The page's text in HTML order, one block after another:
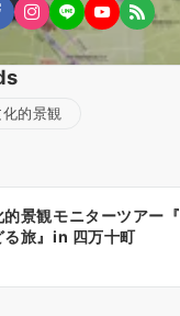
的景観
的景観モニターツアー
る旅』in 四万十町